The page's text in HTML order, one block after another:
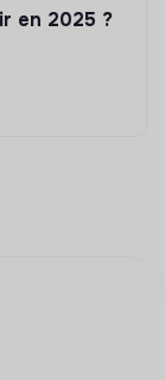
en 2025 ?